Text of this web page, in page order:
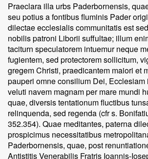
Praeclara illa urbs Paderbornensis,
seu potius a fontibus fluminis Pader
dilectae ecclesialis communitatis est
nobilis patroni Liborii suffultae; illum
taciturn speculatorem intuemur neque
fugientem, sed protectorem sollicitum,
gregem Christi, praedicantem maiori et
pauperi omne consilium Dei, Ecclesiam
veluti navem magnam per mare mundi
quae, diversis tentationum fluctibus
relinquenda, sed regenda (cfr s.
352.354). Quae meditantes, paterna
prospicimus necessitatibus
Paderbornensis, quae, post
Antistitis Venerabilis Fratris Ioannis-